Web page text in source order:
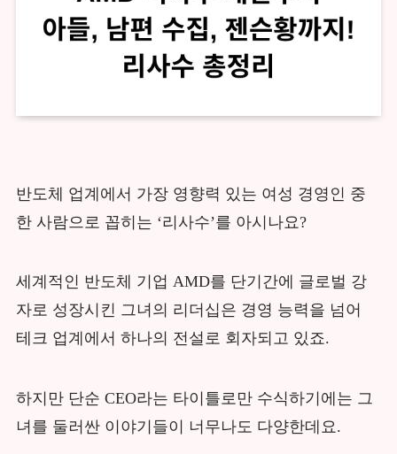
반도체 업계에서 가장 영향력 있는 여성 경영인 중
한 사람으로 꼽히는 ‘리사수’를 아시나요?
세계적인 반도체 기업 AMD를 단기간에 글로벌 강
자로 성장시킨 그녀의 리더십은 경영 능력을 넘어
테크 업계에서 하나의 전설로 회자되고 있죠.
하지만 단순 CEO라는 타이틀로만 수식하기에는 그
녀를 둘러싼 이야기들이 너무나도 다양한데요.